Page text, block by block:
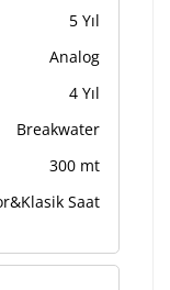
5 Yıl
Analog
4 Yıl
Breakwater
300 mt
Saat